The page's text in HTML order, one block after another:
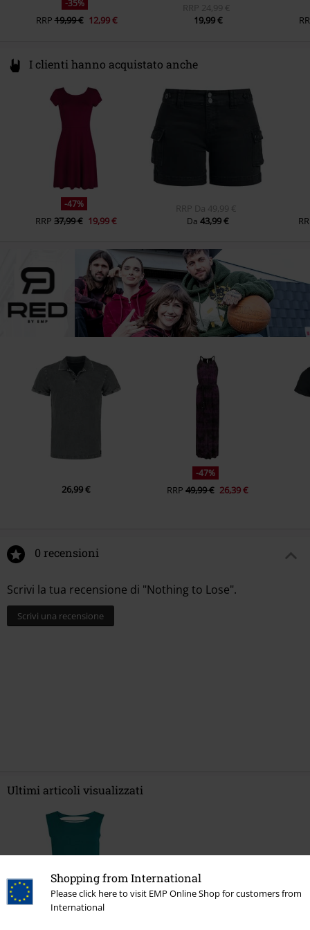
Shopping from International
Please click here to visit EMP Online Shop for customers from
International
-35%
RRP19,99 € 12,99 €
RRP 24,99 €
19,99 €
I clienti hanno acquistato anche
-47%
RRP 37,99 € 19,99 €
RRP Da 49,99 €
Da 43,99 €
26,99 €
-47%
RRP 49,99 € 26,39 €
0 recensioni
Scrivi la tua recensione di "Nothing to Lose".
Scrivi una recensione
Ultimi articoli visualizzati